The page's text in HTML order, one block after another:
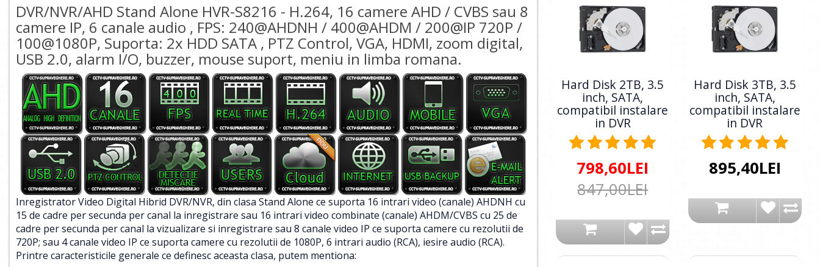
DVR/NVR/AHD Stand Alone HVR-S8216 - H.264, 16 camere AHD / CVBS sau 8
camere IP, 6 canale audio , FPS: 240@AHDNH / 400@AHDM / 200@IP 720P /
100@1080P, Suporta: 2x HDD SATA , PTZ Control, VGA, HDMI, zoom digital,
USB 2.0, alarm I/O, buzzer, mouse suport, meniu in limba romana.
Inregistrator Video Digital Hibrid DVR/NVR, din clasa Stand Alone ce suporta 16 intrari video (canale) AHDNH cu
15 de cadre per secunda per canal la inregistrare sau 16 intrari video combinate (canale) AHDM/CVBS cu 25 de
cadre per secunda per canal la vizualizare si inregistrare sau 8 canale video IP ce suporta camere cu rezolutii de
720P; sau 4 canale video IP ce suporta camere cu rezolutii de 1080P, 6 intrari audio (RCA), iesire audio (RCA).
Printre caracteristicile generale ce definesc aceasta clasa, putem mentiona:
Hard Disk 2TB, 3.5
inch, SATA,
compatibil instalare
in DVR
798,60LEI
847,00LEI
Hard Disk 3TB, 3.5
inch, SATA,
compatibil instalare
in DVR
895,40LEI